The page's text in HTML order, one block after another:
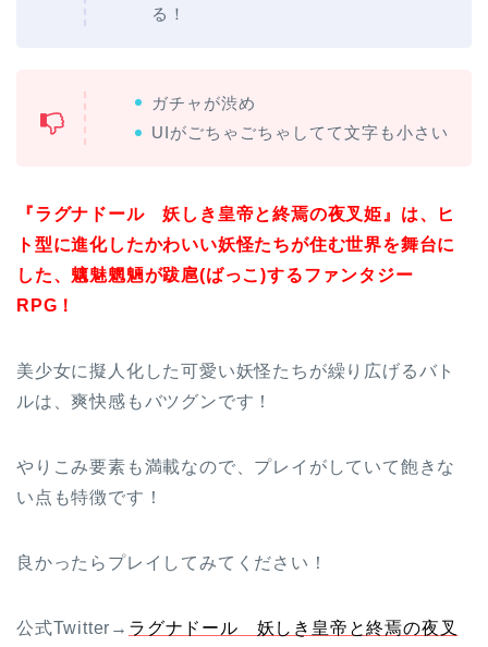
る！
ガチャが渋め
UIがごちゃごちゃしてて文字も小さい
『ラグナドール 妖しき皇帝と終焉の夜叉姫』は、ヒ
ト型に進化したかわいい妖怪たちが住む世界を舞台に
した、魑魅魍魎が跋扈(ばっこ)するファンタジー
RPG！
美少女に擬人化した可愛い妖怪たちが繰り広げるバト
ルは、爽快感もバツグンです！
やりこみ要素も満載なので、プレイがしていて飽きな
い点も特徴です！
良かったらプレイしてみてください！
公式Twitter→ ラグナドール 妖しき皇帝と終焉の夜叉